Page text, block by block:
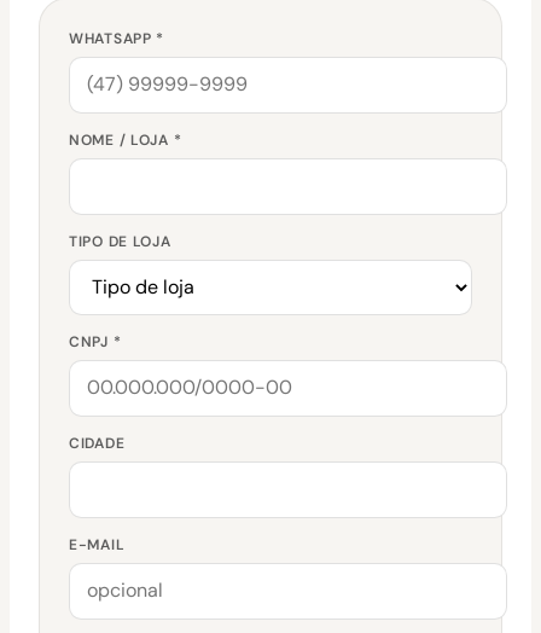
WHATSAPP *
NOME / LOJA *
TIPO DE LOJA
CNPJ *
CIDADE
E-MAIL